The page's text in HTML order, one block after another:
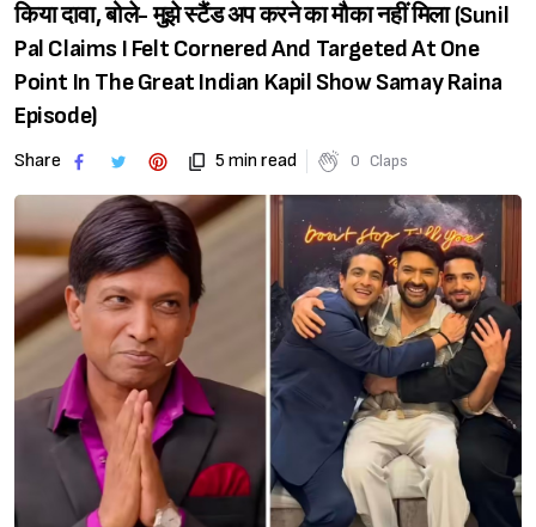
किया दावा, बोले- मुझे स्टैंड अप करने का मौका नहीं मिला (Sunil
Pal Claims I Felt Cornered And Targeted At One
Point In The Great Indian Kapil Show Samay Raina
Episode)
Share 5 min read 0 Claps